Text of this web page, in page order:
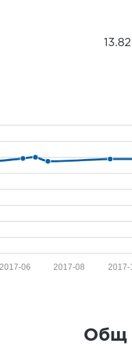
2017-
2017-08
2017-06
Общ